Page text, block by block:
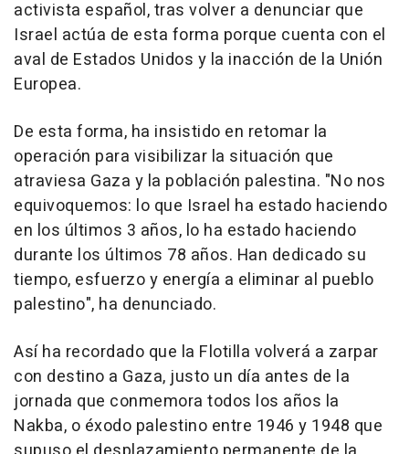
activista español, tras volver a denunciar que
Israel actúa de esta forma porque cuenta con el
aval de Estados Unidos y la inacción de la Unión
Europea.
De esta forma, ha insistido en retomar la
operación para visibilizar la situación que
atraviesa Gaza y la población palestina. "No nos
equivoquemos: lo que Israel ha estado haciendo
en los últimos 3 años, lo ha estado haciendo
durante los últimos 78 años. Han dedicado su
tiempo, esfuerzo y energía a eliminar al pueblo
palestino", ha denunciado.
Así ha recordado que la Flotilla volverá a zarpar
con destino a Gaza, justo un día antes de la
jornada que conmemora todos los años la
Nakba, o éxodo palestino entre 1946 y 1948 que